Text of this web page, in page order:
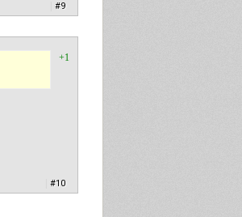
#9
+1
#10